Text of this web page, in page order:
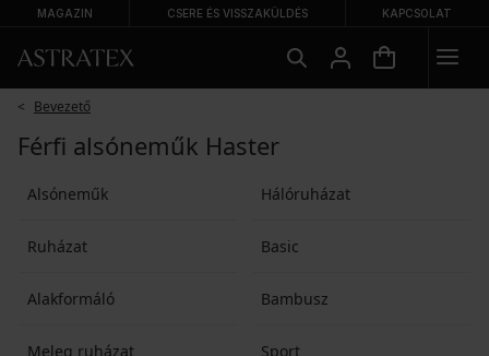
MAGAZIN CSERE ÉS VISSZAKÜLDÉS KAPCSOLAT
Bevezető
Férfi alsóneműk Haster
Alsóneműk Hálóruházat
Ruházat Basic
Alakformáló Bambusz
Meleg ruházat Sport